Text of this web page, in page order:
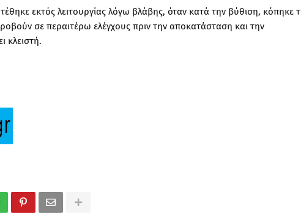
εκτός λειτουργίας λόγω βλάβης, όταν κατά την βύθιση, κόπηκε
σε περαιτέρω ελέγχους πριν την αποκατάσταση και την
κλειστή.